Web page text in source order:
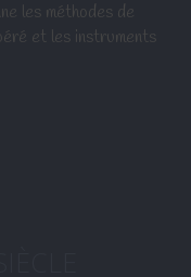
les méthodes de
et les instruments